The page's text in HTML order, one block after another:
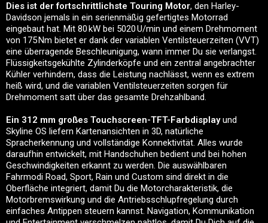
Dies ist der fortschrittlichste Touring Motor, den Harley-
Davidson jemals in ein serienmäßig gefertigtes Motorrad
eingebaut hat. Mit 80 kW bei 5020 U/min und einem Drehmoment
von 175 Nm bietet er dank der variablen Ventilsteuerzeiten (VVT)
eine überragende Beschleunigung, wann immer Du sie verlangst.
Flüssigkeitsgekühlte Zylinderköpfe und ein zentral angebrachter
Kühler verhindern, dass die Leistung nachlässt, wenn es extrem
heiß wird, und die variablen Ventilsteuerzeiten sorgen für
Drehmoment satt über das gesamte Drehzahlband.
Ein 312 mm großes Touchscreen-TFT-Farbdisplayund
Skyline OS liefern Kartenansichten in 3D, natürliche
Spracherkennung und vollständige Konnektivität. Alles wurde
daraufhin entwickelt, mit Handschuhen bedient und bei hohen
Geschwindigkeiten erkannt zu werden. Die auswählbaren
Fahrmodi Road, Sport, Rain und Custom sind direkt in die
Oberfläche integriert, damit Du die Motorcharakteristik, die
Motorbremswirkung und die Antriebsschlupfregelung durch
einfaches Antippen steuern kannst. Navigation, Kommunikation